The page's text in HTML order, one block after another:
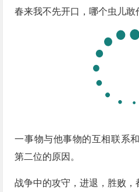
春来我不先开口，哪个虫儿敢
一事物与他事物的互相联系
第二位的原因。
战争中的攻守，进退，胜败，